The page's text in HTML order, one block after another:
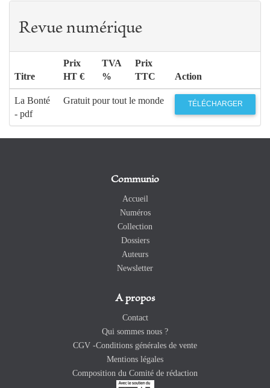
Revue numérique
Titre
Prix
HT €
TVA
%
Prix
TTC
Action
La Bonté
- pdf
Gratuit pour tout le monde TÉLÉCHARGER
Communio
Accueil
Numéros
Collection
Dossiers
Auteurs
Newsletter
A propos
Contact
Qui sommes nous ?
CGV -Conditions générales de vente
Mentions légales
Composition du Comité de rédaction